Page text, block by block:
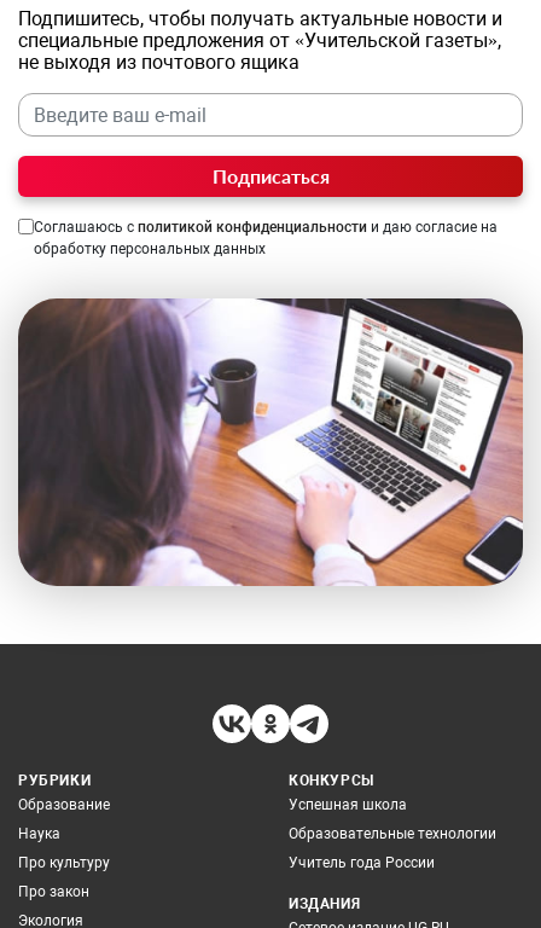
Подпишитесь, чтобы получать актуальные новости и
специальные предложения от «Учительской газеты»,
не выходя из почтового ящика
Подписаться
Соглашаюсь с политикой конфиденциальности и даю согласие на
обработку персональных данных
РУБРИКИ
Образование
Наука
Про культуру
Про закон
Экология
КОНКУРСЫ
Успешная школа
Образовательные технологии
Учитель года России
ИЗДАНИЯ